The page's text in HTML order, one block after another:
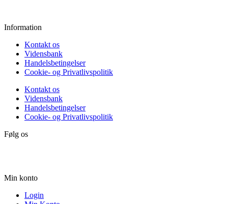
Information
Kontakt os
Vidensbank
Handelsbetingelser
Cookie- og Privatlivspolitik
Kontakt os
Vidensbank
Handelsbetingelser
Cookie- og Privatlivspolitik
Følg os
Min konto
Login